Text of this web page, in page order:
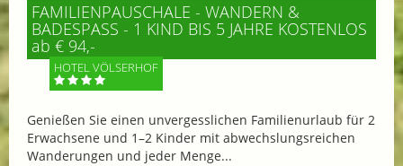
FAMILIENPAUSCHALE - WANDERN &
BADESPASS - 1 KIND BIS 5 JAHRE KOSTENLOS
ab € 94,-
HOTEL VÖLSERHOF
Genießen Sie einen unvergesslichen Familienurlaub für 2
Erwachsene und 1–2 Kinder mit abwechslungsreichen
Wanderungen und jeder Menge...